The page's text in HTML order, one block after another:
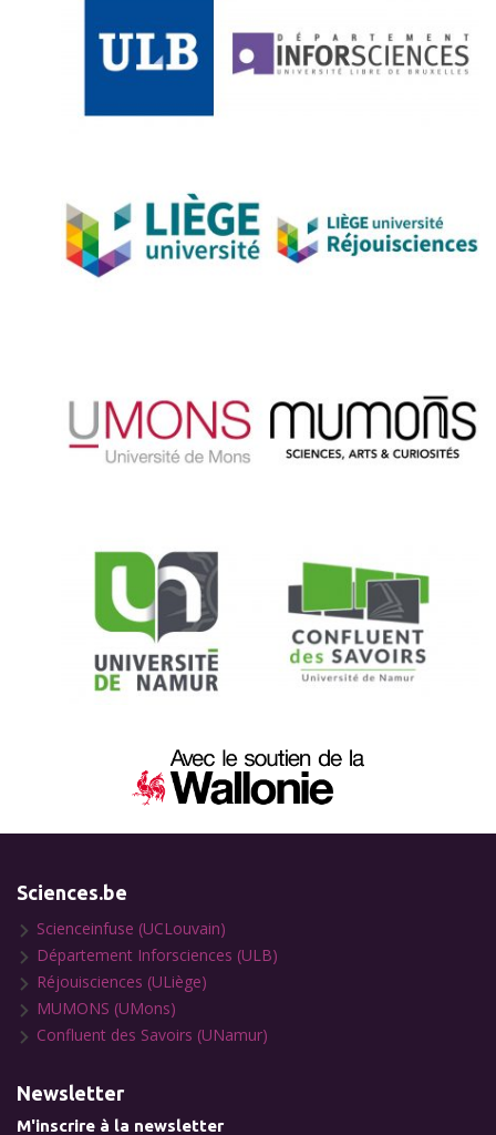
Sciences.be
Scienceinfuse (UCLouvain)
Département Inforsciences (ULB)
Réjouisciences (ULiège)
MUMONS (UMons)
Confluent des Savoirs (UNamur)
Newsletter
M'inscrire à la newsletter